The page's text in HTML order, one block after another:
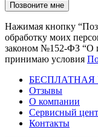
Нажимая кнопку
обработку моих
законом №152-ФЗ “О
принимаю условия
БЕСПЛАТНАЯ
Отзывы
О компании
Сервисный
Контакты